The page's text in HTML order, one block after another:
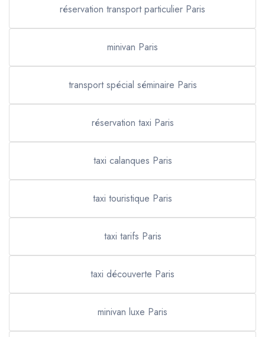
réservation transport particulier Paris
minivan Paris
transport spécial séminaire Paris
réservation taxi Paris
taxi calanques Paris
taxi touristique Paris
taxi tarifs Paris
taxi découverte Paris
minivan luxe Paris